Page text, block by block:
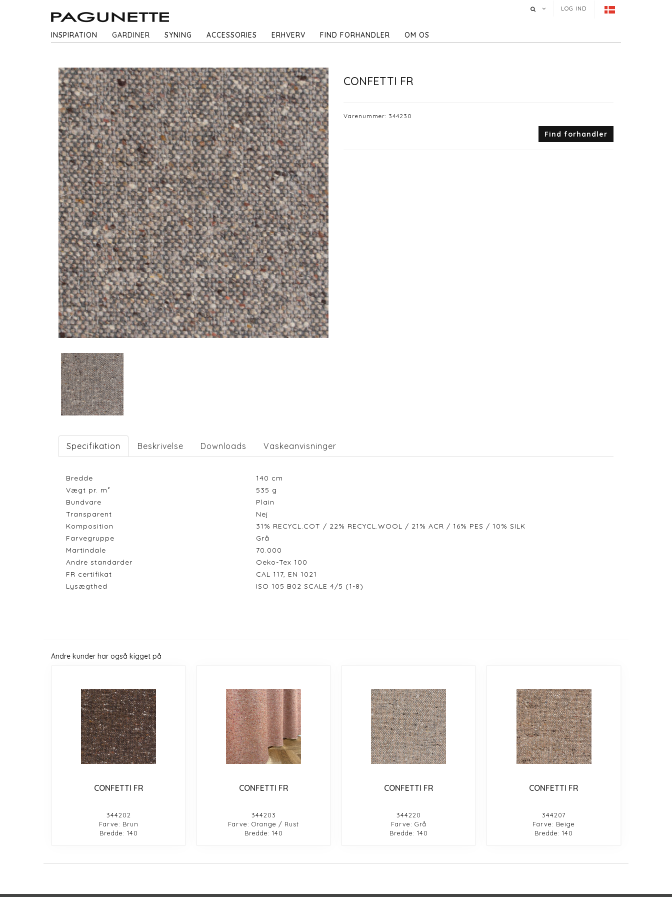
LOG IND
INSPIRATION GARDINER SYNING ACCESSORIES ERHVERV FIND FORHANDLER OM OS
CONFETTI FR
Varenummer: 344230
Find forhandler
Specifikation Beskrivelse Downloads Vaskeanvisninger
Bredde 140 cm
Vægt pr. m²
535 g
Bundvare
Plain
Transparent
Nej
Komposition
31% RECYCL.COT / 22% RECYCL.WOOL / 21% ACR / 16% PES / 10% SILK
Farvegruppe
Grå
Martindale
70.000
Andre standarder
Oeko-Tex 100
FR certifikat
CAL 117, EN 1021
Lysægthed
ISO 105 B02 SCALE 4/5 (1-8)
Andre kunder har også kigget på
CONFETTI FR
344202
Farve: Brun
Bredde: 140
CONFETTI FR
344203
Farve: Orange / Rust
Bredde: 140
CONFETTI FR
344220
Farve: Grå
Bredde: 140
CONFETTI FR
344207
Farve: Beige
Bredde: 140